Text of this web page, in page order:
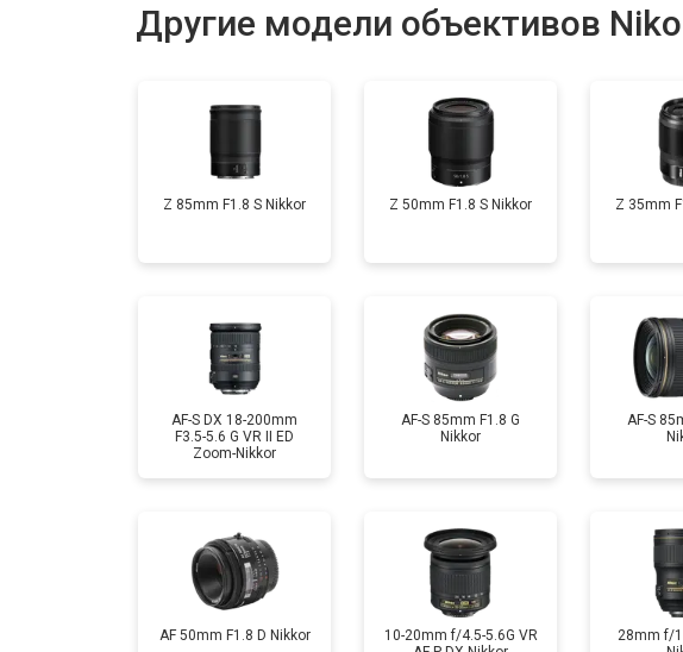
Ремонт шлейфа оптического стабилизатора
Другие модели объективов
Z 85mm F1.8 S Nikkor Z 50mm F1.8 S Nikkor Z 35mm
AF-S DX 18-200mm
F3.5-5.6 G VR II ED
Zoom-Nikkor
AF-S 85mm F1.8 G
Nikkor
AF-S
AF 50mm F1.8 D Nikkor
10-20mm f/4.5-5.6G VR
28mm f/